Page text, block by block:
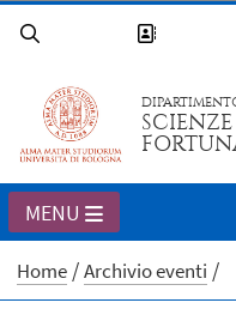
MENU
Home Archivio eventi